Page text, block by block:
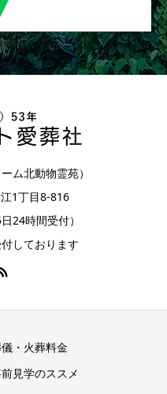
ム北動物霊苑）
1丁目8-816
24時間受付）
しております
・火葬料金
見学のススメ